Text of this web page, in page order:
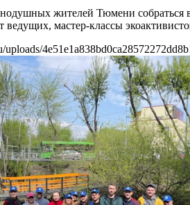
жителей Тюмени собраться
ведущих, мастер-классы
uploads/